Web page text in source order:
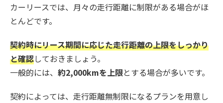
カーリースでは、月々の走行距離に制限がある場合がほ
とんどです。
契約時にリース期間に応じた走行距離の上限をしっかり
と確認しておきましょう。
一般的には、 約2,000kmを上限とする場合が多いです。
契約によっては、走行距離無制限になるプランを用意し